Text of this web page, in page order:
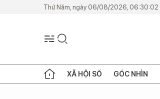
Thứ Năm, ngày 06/08/2026, 06:30:02
XÃ HỘI SỐ GÓC NHÌN